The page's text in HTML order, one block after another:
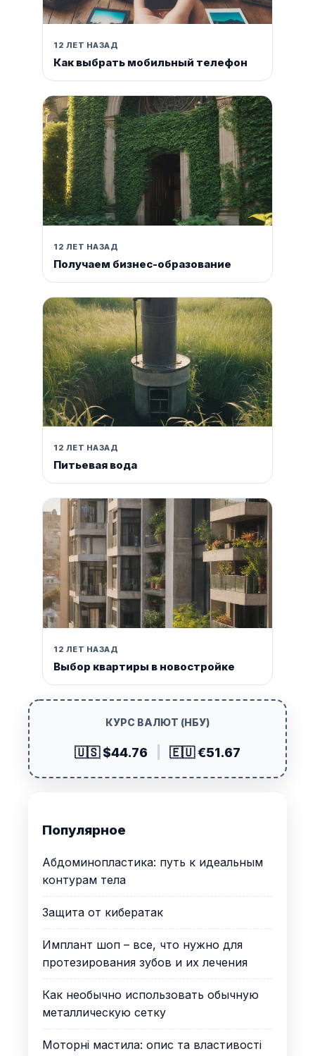
12 ЛЕТ НАЗАД
Как выбрать мобильный телефон
12 ЛЕТ НАЗАД
Получаем бизнес-образование
12 ЛЕТ НАЗАД
Питьевая вода
12 ЛЕТ НАЗАД
Выбор квартиры в новостройке
КУРС ВАЛЮТ (НБУ)
🇺🇸 $44.76 🇪🇺 €51.67
Популярное
Абдоминопластика: путь к идеальным
контурам тела
Защита от кибератак
Имплант шоп – все, что нужно для
протезирования зубов и их лечения
Как необычно использовать обычную
металлическую сетку
Моторні мастила: опис та властивості